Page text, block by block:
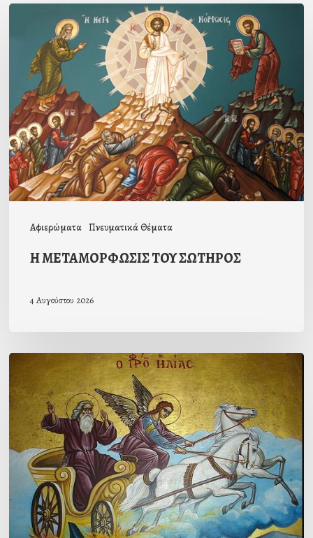
Αφιερώματα Πνευματικά Θέματα
ΜΕΤΑΜΟΡΦΩΣΙΣ
ΤΟΥ
ΣΩΤΗΡΟΣ
Η ΜΕΤΑΜΟΡΦΩΣΙΣ ΤΟΥ ΣΩΤΗΡΟΣ
4 Αυγούστου 2026
ΒΙΟΣ
ΚΑΙ
ΔΡΑΣΙΣ
ΤΟΥ
ΠΡΟΦΗΤΟΥ
ΗΛΙΑ